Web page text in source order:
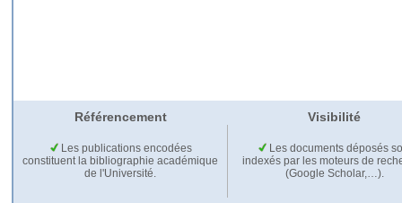
Référencement Visibilité
Les publications encodées
constituent la bibliographie académique
de l'Université.
Les documents déposés
indexés par les moteurs de
(Google Scholar,…).